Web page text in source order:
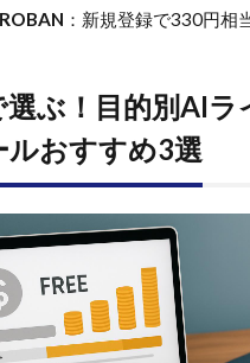
：新規登録で330円相
選ぶ！目的別AIラ
ルおすすめ3選